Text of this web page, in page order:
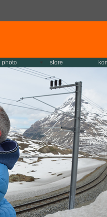
photo store